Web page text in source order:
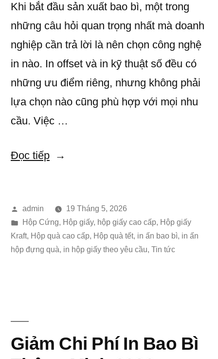
Khi bắt đầu sản xuất bao bì, một trong
những câu hỏi quan trọng nhất mà doanh
nghiệp cần trả lời là nên chọn công nghệ
in nào. In offset và in kỹ thuật số đều có
những ưu điểm riêng, nhưng không phải
lựa chọn nào cũng phù hợp với mọi nhu
cầu. Việc …
Đọc tiếp“In
In
Kỹ
Thuật
Nghệ
Đăng
bởi
admin
19 Tháng 5, 2026
Đăng
trong
Hộp Cứng, Hộp giấy, hộp giấy cao cấp, Hộp giấy
Kraft, Hộp quà cao cấp, Hộp quà tết, in ấn bao bì, in ấn
hộp đựng quà, in hộp giấy theo yêu cầu, Tin tức
Giảm Chi Phí In Bao Bì